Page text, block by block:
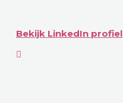
Bekijk LinkedIn profiel